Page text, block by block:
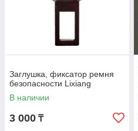
Заглушка, фиксатор ремня
безопасности Lixiang
В наличии
3 000 ₸